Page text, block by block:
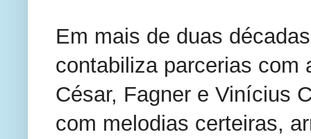
Em mais de duas
contabiliza parcerias com
César, Fagner e Vinícius
com melodias certeiras,